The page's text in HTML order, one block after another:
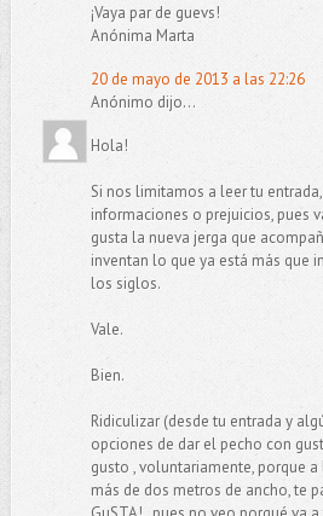
¡Vaya par de guevs!
Anónima Marta
20 de mayo de 2013 a las 22:26
Anónimo dijo...
Hola!
Si nos limitamos a leer tu
informaciones o prejuicios, pues
gusta la nueva jerga que
inventan lo que ya está más que
los siglos.
Vale.
Bien.
Ridiculizar (desde tu entrada y
opciones de dar el pecho con
gusto , voluntariamente, porque
más de dos metros de ancho, te